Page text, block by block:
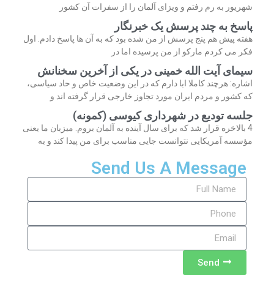
شهریور به رم رفتم و ویزای آلمان را از سفرات آن کشور
پاسخ به چند پرسش یک خبرنگار
هفته پیش هم پنج پرسش از من شده بود که به آن ها پاسخ دادم. اول
فکر می کردم مارکو از من پرسیده اما در
سیمای آیت الله خمینی در یکی از آخرین سخنانش
اشاره: هرچند کاملا ابا دارم که در این وضعیت خاص و حاد سیاسی،
که کشور و مردم ایران مورد تجاوز خارجی قرار گرفته اند و
جلسه تودیع در شهرداری کیوسی (کمونه)
4 بالاخره قرار شد که برای سال آینده به آلمان بروم. میزبان ما یعنی
مؤسسه آمریکایی نتوانست جایی مناسب برای من پیدا کند و به
Send Us A Message
Send